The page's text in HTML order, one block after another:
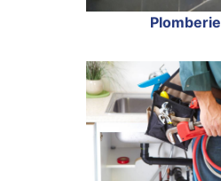
Plomberie